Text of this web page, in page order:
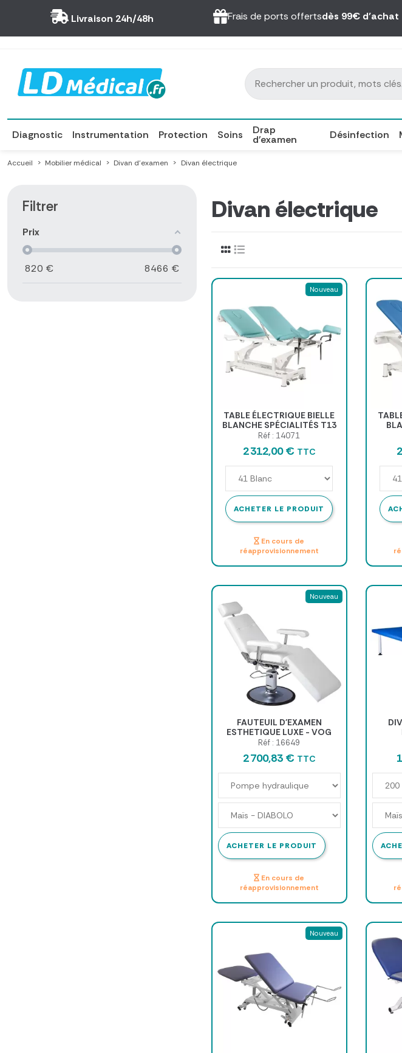
Livraison 24h/48h Frais de ports offertsdès 99€ d’achat
Diagnostic Instrumentation Protection Soins Drap
d'examen Désinfection
Accueil Mobilier médical Divan d'examen Divan électrique
Divan électrique
Nouveau
TABLE ÉLECTRIQUE BIELLE
BLANCHE SPÉCIALITÉS T13
62X200CM
Réf : 14071
2 312,00 € TTC
ACHETER LE PRODUIT
En cours de
réapprovisionnement
Nouveau
FAUTEUIL D'EXAMEN
ESTHETIQUE LUXE - VOG
Réf : 16649
2 700,83 € TTC
ACHETER LE PRODUIT
En cours de
réapprovisionnement
Nouveau
Filtrer
Prix
820 € 8466 €
Panneau de gestion des cookies